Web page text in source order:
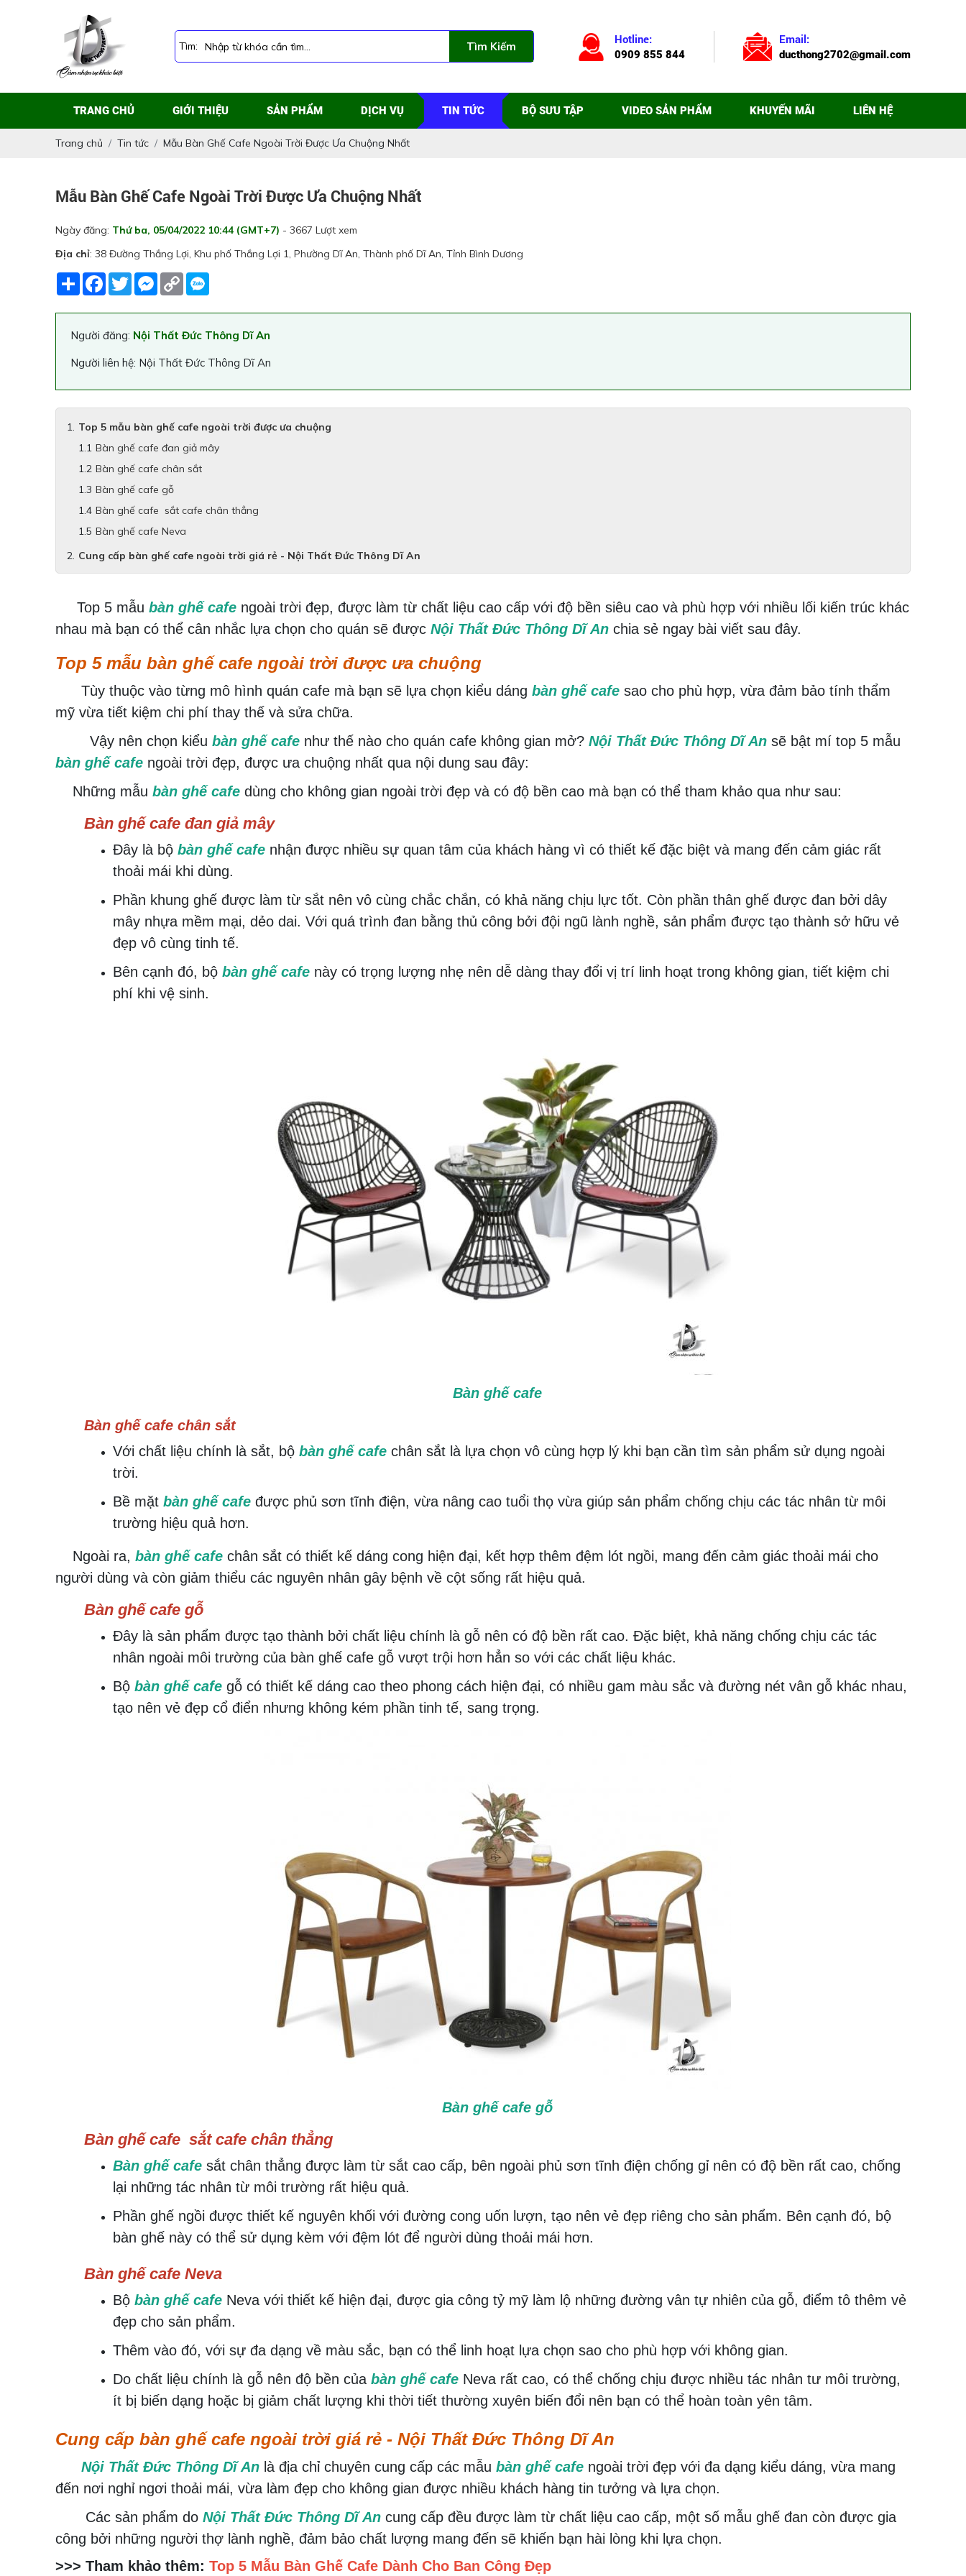
Tìm: Tìm Kiếm
Hotline:
0909 855 844
Email:
ducthong2702@gmail.com
TRANG CHỦ GIỚI THIỆU SẢN PHẨM DỊCH VỤ TIN TỨC BỘ SƯU TẬP VIDEO SẢN PHẨM KHUYẾN MÃI LIÊN HỆ
Trang chủ Tin tức Mẫu Bàn Ghế Cafe Ngoài Trời Được Ưa Chuộng Nhất
Mẫu Bàn Ghế Cafe Ngoài Trời Được Ưa Chuộng Nhất
Ngày đăng: Thứ ba, 05/04/2022 10:44 (GMT+7) - 3667 Lượt xem
Địa chỉ: 38 Đường Thắng Lợi, Khu phố Thắng Lợi 1, Phường Dĩ An, Thành phố Dĩ An, Tỉnh Bình Dương
Share Facebook
TwitterMessenger
Copy
Link
Người đăng: Nội Thất Đức Thông Dĩ An
Người liên hệ: Nội Thất Đức Thông Dĩ An
Top 5 mẫu bàn ghế cafe ngoài trời được ưa chuộng
Bàn ghế cafe đan giả mây
Bàn ghế cafe chân sắt
Bàn ghế cafe gỗ
Bàn ghế cafe sắt cafe chân thẳng
Bàn ghế cafe Neva
Cung cấp bàn ghế cafe ngoài trời giá rẻ - Nội Thất Đức Thông Dĩ An
Top 5 mẫu bàn ghế cafe ngoài trời đẹp, được làm từ chất liệu cao cấp với độ bền siêu cao và phù hợp với nhiều lối kiến trúc khác
nhau mà bạn có thể cân nhắc lựa chọn cho quán sẽ được Nội Thất Đức Thông Dĩ An chia sẻ ngay bài viết sau đây.
Top 5 mẫu bàn ghế cafe ngoài trời được ưa chuộng
Tùy thuộc vào từng mô hình quán cafe mà bạn sẽ lựa chọn kiểu dáng bàn ghế cafe sao cho phù hợp, vừa đảm bảo tính thẩm
mỹ vừa tiết kiệm chi phí thay thế và sửa chữa.
Vậy nên chọn kiểu bàn ghế cafe như thế nào cho quán cafe không gian mở? Nội Thất Đức Thông Dĩ An sẽ bật mí top 5 mẫu
bàn ghế cafe ngoài trời đẹp, được ưa chuộng nhất qua nội dung sau đây:
Những mẫu bàn ghế cafe dùng cho không gian ngoài trời đẹp và có độ bền cao mà bạn có thể tham khảo qua như sau:
Bàn ghế cafe đan giả mây
Đây là bộ bàn ghế cafe nhận được nhiều sự quan tâm của khách hàng vì có thiết kế đặc biệt và mang đến cảm giác rất
thoải mái khi dùng.
Phần khung ghế được làm từ sắt nên vô cùng chắc chắn, có khả năng chịu lực tốt. Còn phần thân ghế được đan bởi dây
mây nhựa mềm mại, dẻo dai. Với quá trình đan bằng thủ công bởi đội ngũ lành nghề, sản phẩm được tạo thành sở hữu vẻ
đẹp vô cùng tinh tế.
Bên cạnh đó, bộ bàn ghế cafe này có trọng lượng nhẹ nên dễ dàng thay đổi vị trí linh hoạt trong không gian, tiết kiệm chi
phí khi vệ sinh.
Bàn ghế cafe
Bàn ghế cafe chân sắt
Với chất liệu chính là sắt, bộ bàn ghế cafe chân sắt là lựa chọn vô cùng hợp lý khi bạn cần tìm sản phẩm sử dụng ngoài
trời.
Bề mặt bàn ghế cafe được phủ sơn tĩnh điện, vừa nâng cao tuổi thọ vừa giúp sản phẩm chống chịu các tác nhân từ môi
trường hiệu quả hơn.
Ngoài ra, bàn ghế cafe chân sắt có thiết kế dáng cong hiện đại, kết hợp thêm đệm lót ngồi, mang đến cảm giác thoải mái cho
người dùng và còn giảm thiểu các nguyên nhân gây bệnh về cột sống rất hiệu quả.
Bàn ghế cafe gỗ
Đây là sản phẩm được tạo thành bởi chất liệu chính là gỗ nên có độ bền rất cao. Đặc biệt, khả năng chống chịu các tác
nhân ngoài môi trường của bàn ghế cafe gỗ vượt trội hơn hẳn so với các chất liệu khác.
Bộ bàn ghế cafe gỗ có thiết kế dáng cao theo phong cách hiện đại, có nhiều gam màu sắc và đường nét vân gỗ khác nhau,
tạo nên vẻ đẹp cổ điển nhưng không kém phần tinh tế, sang trọng.
Bàn ghế cafe gỗ
Bàn ghế cafe sắt cafe chân thẳng
Bàn ghế cafe sắt chân thẳng được làm từ sắt cao cấp, bên ngoài phủ sơn tĩnh điện chống gỉ nên có độ bền rất cao, chống
lại những tác nhân từ môi trường rất hiệu quả.
Phần ghế ngồi được thiết kế nguyên khối với đường cong uốn lượn, tạo nên vẻ đẹp riêng cho sản phẩm. Bên cạnh đó, bộ
bàn ghế này có thể sử dụng kèm với đệm lót để người dùng thoải mái hơn.
Bàn ghế cafe Neva
Bộ bàn ghế cafe Neva với thiết kế hiện đại, được gia công tỷ mỹ làm lộ những đường vân tự nhiên của gỗ, điểm tô thêm vẻ
đẹp cho sản phẩm.
Thêm vào đó, với sự đa dạng về màu sắc, bạn có thể linh hoạt lựa chọn sao cho phù hợp với không gian.
Do chất liệu chính là gỗ nên độ bền của bàn ghế cafe Neva rất cao, có thể chống chịu được nhiều tác nhân tư môi trường,
ít bị biến dạng hoặc bị giảm chất lượng khi thời tiết thường xuyên biến đổi nên bạn có thể hoàn toàn yên tâm.
Cung cấp bàn ghế cafe ngoài trời giá rẻ - Nội Thất Đức Thông Dĩ An
Nội Thất Đức Thông Dĩ An là địa chỉ chuyên cung cấp các mẫu bàn ghế cafe ngoài trời đẹp với đa dạng kiểu dáng, vừa mang
đến nơi nghỉ ngơi thoải mái, vừa làm đẹp cho không gian được nhiều khách hàng tin tưởng và lựa chọn.
Các sản phẩm do Nội Thất Đức Thông Dĩ An cung cấp đều được làm từ chất liệu cao cấp, một số mẫu ghế đan còn được gia
công bởi những người thợ lành nghề, đảm bảo chất lượng mang đến sẽ khiến bạn hài lòng khi lựa chọn.
>>> Tham khảo thêm: Top 5 Mẫu Bàn Ghế Cafe Dành Cho Ban Công Đẹp